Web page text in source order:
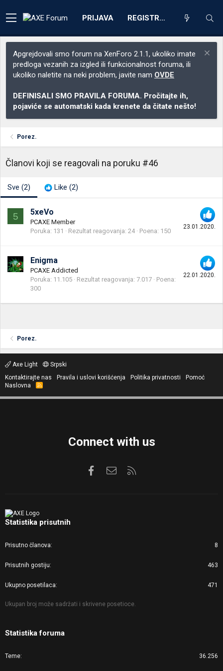
PRIJAVA REGISTRACIJA
Apgrejdovali smo forum na XenForo 2.1.1, ukoliko imate
predloga vezanih za izgled ili funkcionalnost foruma, ili
ukoliko naletite na neki problem, javite nam OVDE
DEFINISALI SMO PRAVILA FORUMA. Pročitajte ih,
pojaviće se automatski kada krenete da čitate nešto!
Porez.
Članovi koji se reagovali na poruku #46
Sve (2) Like (2)
5
23.01.2020.
5xeVo
PCAXE Member
Poruka 131 Rezultat reagovanja 24 Poena 150
22.01.2020.
Enigma
PCAXE Addicted
Poruka 11.105 Rezultat reagovanja 7.017
Poena
300
Porez.
Axe Light
Srpski
Kontaktirajte nas
Pravila i uslovi korišćenja Politika privatnosti
Pomoć
Naslovna
R
S
Connect with us
FacebookKontaktirajte nas
Statistika prisutnih
Prisutno članova 8
Prisutnih gostiju 463
Ukupno posetilaca 471
Ukupan broj može sadržati i skrivene posetioce.
Statistika foruma
Teme 36.256